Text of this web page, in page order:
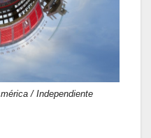
/ Independiente